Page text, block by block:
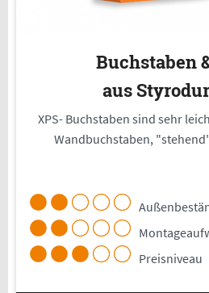
Buchstaben
aus
XPS- Buchstaben sind sehr
Wandbuchstaben,
Preisniveau